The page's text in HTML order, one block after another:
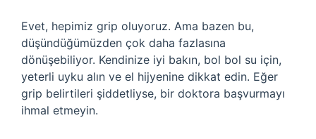
Evet, hepimiz grip oluyoruz. Ama bazen bu,
düşündüğümüzden çok daha fazlasına
dönüşebiliyor. Kendinize iyi bakın, bol bol su için,
yeterli uyku alın ve el hijyenine dikkat edin. Eğer
grip belirtileri şiddetliyse, bir doktora başvurmayı
ihmal etmeyin.